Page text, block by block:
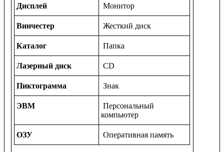
Дисплей Монитор
Винчестер Жесткий диск
Каталог Папка
Лазерный диск СD
Пиктограмма Знак
ЭВМ
Персональный
компьютер
ОЗУ Оперативная память